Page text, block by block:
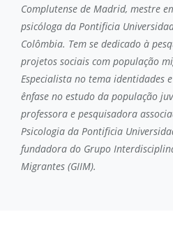
Complutense de Madrid, mestre
psicóloga da Pontificia
Colômbia. Tem se dedicado à
projetos sociais com população
Especialista no tema identidades
ênfase no estudo da população
professora e pesquisadora
Psicologia da Pontificia
fundadora do Grupo
Migrantes (GIIM).